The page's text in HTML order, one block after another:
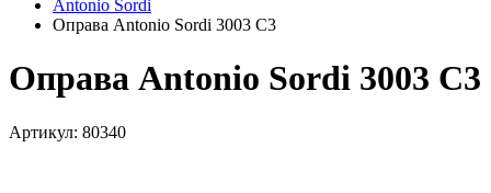
Antonio Sordi
Оправа Antonio Sordi 3003 C3
Оправа Antonio Sordi 3003 C3
Артикул: 80340